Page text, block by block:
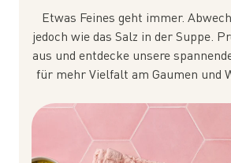
Etwas Feines geht immer.
jedoch wie das Salz in der Suppe.
aus und entdecke unsere
für mehr Vielfalt am Gaumen und